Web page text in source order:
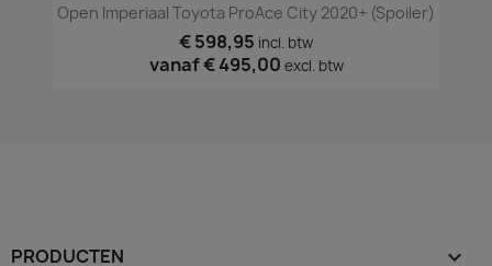
Open Imperiaal Toyota ProAce City 2020+ (spoiler)
€ 598,95 incl. btw
vanaf€ 495,00 excl. btw
PRODUCTEN 